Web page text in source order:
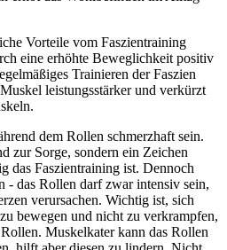
Vorteile vom Faszientraining
eine erhöhte Beweglichkeit positiv
Trainieren der Faszien
leistungsstärker und verkürzt
dem Rollen schmerzhaft sein.
zur Sorge, sondern ein Zeichen
das Faszientraining ist. Dennoch
- das Rollen darf zwar intensiv sein,
verursachen. Wichtig ist, sich
bewegen und nicht zu verkrampfen,
Muskelkater kann das Rollen